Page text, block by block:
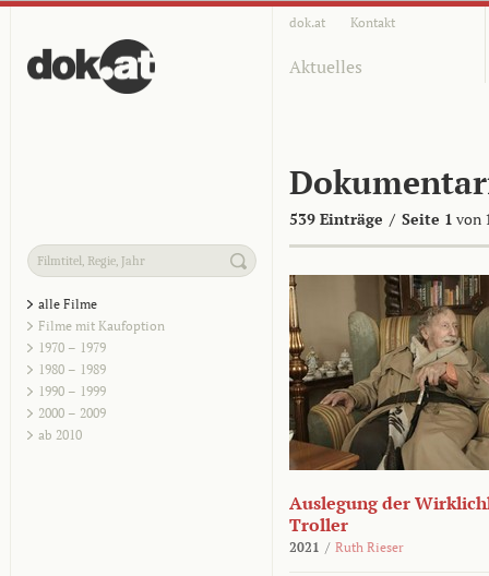
dok.at Kontakt
Aktuelles
539 Einträge / Seite 1 von
alle Filme
Filme mit Kaufoption
1970 – 1979
1980 – 1989
1990 – 1999
2000 – 2009
ab 2010
Auslegung der
Troller
2021 / Ruth Rieser